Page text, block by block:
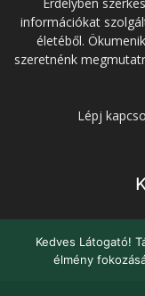
információkat
életéből.
szeretnénk
Lépj
Kedves Látogató!
élmény